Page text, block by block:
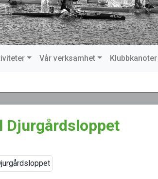
Vår verksamhet Klubbkanoter
Djurgårdsloppet